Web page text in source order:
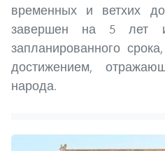
временных и ветхих
завершен на 5 лет
запланированного
достижением,
народа.